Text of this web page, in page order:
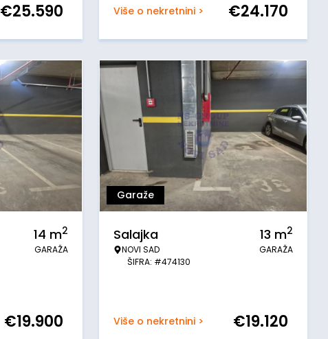
€25.590 Više o nekretnini > €24.170
14 m2
GARAŽA
€19.900
Garaže
Salajka
NOVI SAD
ŠIFRA: #474130
13 m2
GARAŽA
Više o nekretnini > €19.120